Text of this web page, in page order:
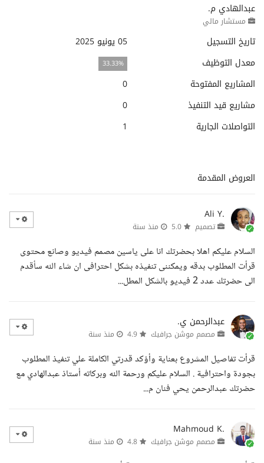
عبدالهادي م.
مستشار مالي
تاريخ التسجيل
05 يونيو 2025
معدل التوظيف
33.33%
المشاريع المفتوحة
0
مشاريع قيد التنفيذ
0
التواصلات الجارية
1
العروض المقدمة
Ali Y.
تصميم منذ سنة
السلام عليكم اهلا بحضرتك انا على ياسين مصمم فيديو وصانع محتوى
قرأت المطلوب بدقه ويمكننى تنفيذه بشكل احترافى ان شاء الله سأقدم
الى حضرتك عدد 2 فيديو بالشكل المطل...
عبدالرحمن ي.
مصمم موشن جرافيك منذ سنة
قرأت تفاصيل المشروع بعناية وأؤكد قدرتي الكاملة علي تنفيذ المطلوب
بجودة واحترافية . السلام عليكم ورحمة الله وبركاته أستاذ عبدالهادي مع
حضرتك عبدالرحمن يحي فنان م...
Mahmoud K.
مصمم موشن جرافيك منذ سنة